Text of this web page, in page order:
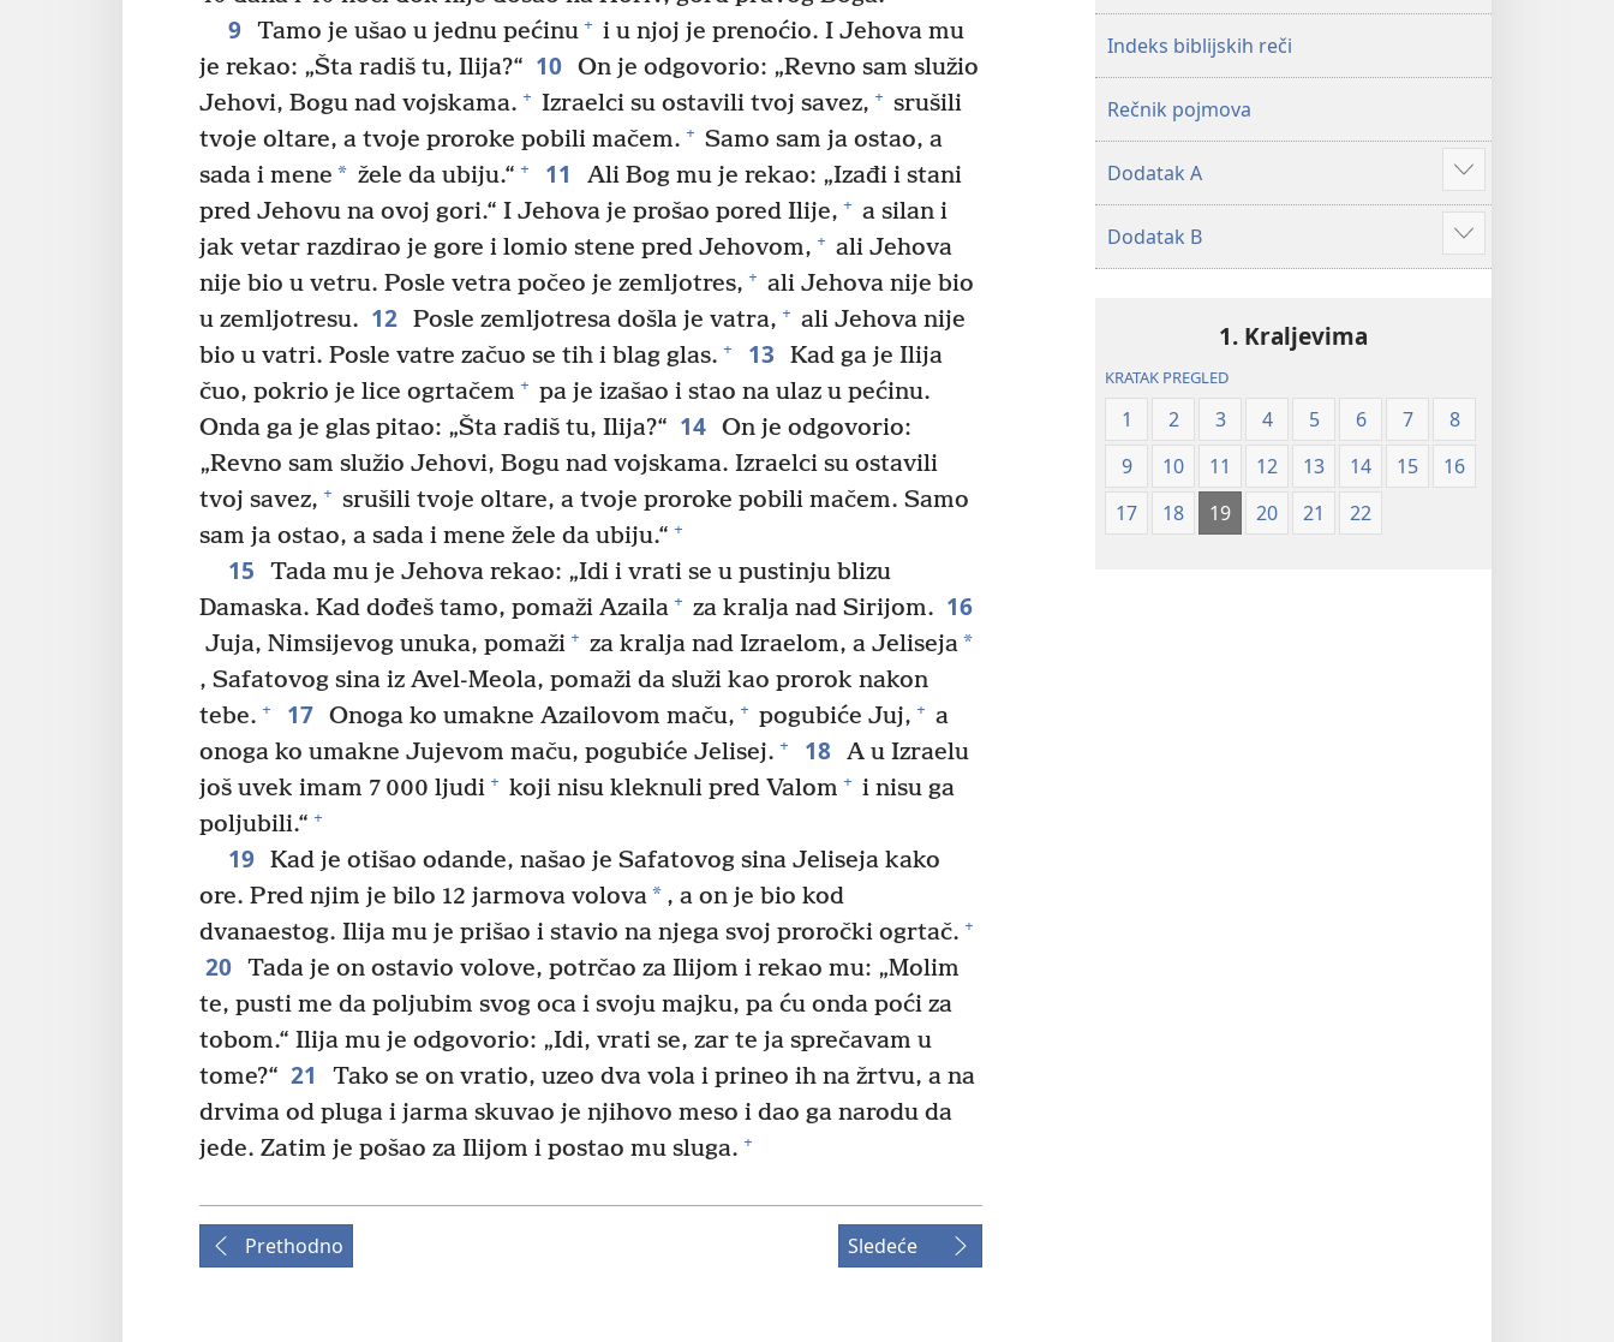
9 Tamo je ušao u jednu pećinu + i u njoj je prenoćio. I Jehova mu
je rekao: „Šta radiš tu, Ilija?“ 10 On je odgovorio: „Revno sam služio
Jehovi, Bogu nad vojskama. + Izraelci su ostavili tvoj savez, + srušili
tvoje oltare, a tvoje proroke pobili mačem. + Samo sam ja ostao, a
sada i mene * žele da ubiju.“ + 11
Ali Bog mu je rekao: „Izađi i stani
pred Jehovu na ovoj gori.“ I Jehova je prošao pored Ilije, + a silan i
jak vetar razdirao je gore i lomio stene pred Jehovom, + ali Jehova
nije bio u vetru. Posle vetra počeo je zemljotres, + ali Jehova nije bio
u zemljotresu. 12 Posle zemljotresa došla je vatra, + ali Jehova nije
bio u vatri. Posle vatre začuo se tih i blag glas. + 13
Kad ga je Ilija
čuo, pokrio je lice ogrtačem + pa je izašao i stao na ulaz u pećinu.
Onda ga je glas pitao: „Šta radiš tu, Ilija?“ 14 On je odgovorio:
„Revno sam služio Jehovi, Bogu nad vojskama. Izraelci su ostavili
tvoj savez, + srušili tvoje oltare, a tvoje proroke pobili mačem. Samo
sam ja ostao, a sada i mene žele da ubiju.“ +
15
Tada mu je Jehova rekao: „Idi i vrati se u pustinju blizu
Damaska. Kad dođeš tamo, pomaži Azaila + za kralja nad Sirijom. 16
Juja, Nimsijevog unuka, pomaži + za kralja nad Izraelom, a Jeliseja*
, Safatovog sina iz Avel-Meola, pomaži da služi kao prorok nakon
tebe. + 17 Onoga ko umakne Azailovom maču, + pogubiće Juj, + a
onoga ko umakne Jujevom maču, pogubiće Jelisej. + 18 A u Izraelu
još uvek imam 7 000 ljudi + koji nisu kleknuli pred Valom + i nisu ga
poljubili.“ +
19 Kad je otišao odande, našao je Safatovog sina Jeliseja kako
ore. Pred njim je bilo 12 jarmova volova* , a on je bio kod
dvanaestog. Ilija mu je prišao i stavio na njega svoj proročki ogrtač. +
20 Tada je on ostavio volove, potrčao za Ilijom i rekao mu: „Molim
te, pusti me da poljubim svog oca i svoju majku, pa ću onda poći za
tobom.“ Ilija mu je odgovorio: „Idi, vrati se, zar te ja sprečavam u
tome?“ 21
Tako se on vratio, uzeo dva vola i prineo ih na žrtvu, a na
drvima od pluga i jarma skuvao je njihovo meso i dao ga narodu da
jede. Zatim je pošao za Ilijom i postao mu sluga. +
Prethodno Sledeće
2019)2019)
Indeks biblijskih reči
Rečnik pojmova
Dodatak A Više
Dodatak B Više
1. Kraljevima
KRATAK PREGLED
1 2 3 4 5 6 7
8
9
10 11 12 13 14 15
16
17
18 19 20 21 22